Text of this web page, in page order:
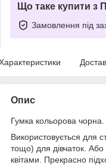
Що таке купити з
Замовлення під
Опис
Гумка кольорова
Використовується для
тощо) для дівчаток. Або
квітами. Прекрасно